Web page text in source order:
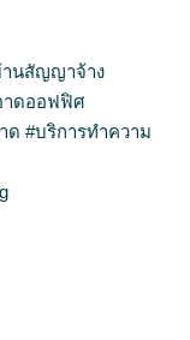
นสัญญาจ้าง
าดออฟฟิศ
ด #บริการทำความ